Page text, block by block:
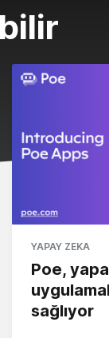
YAPAY ZEKA
Poe,
sağlıyor